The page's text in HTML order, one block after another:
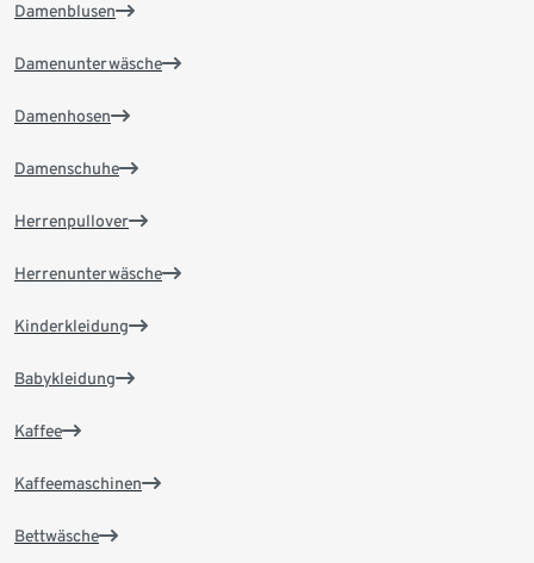
Damenblusen
Damenunterwäsche
Damenhosen
Damenschuhe
Herrenpullover
Herrenunterwäsche
Kinderkleidung
Babykleidung
Kaffee
Kaffeemaschinen
Bettwäsche